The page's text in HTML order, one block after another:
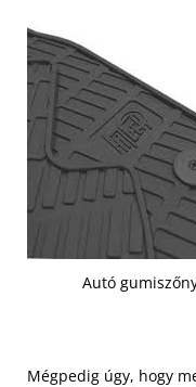
Autó
Mégpedig úgy, hogy